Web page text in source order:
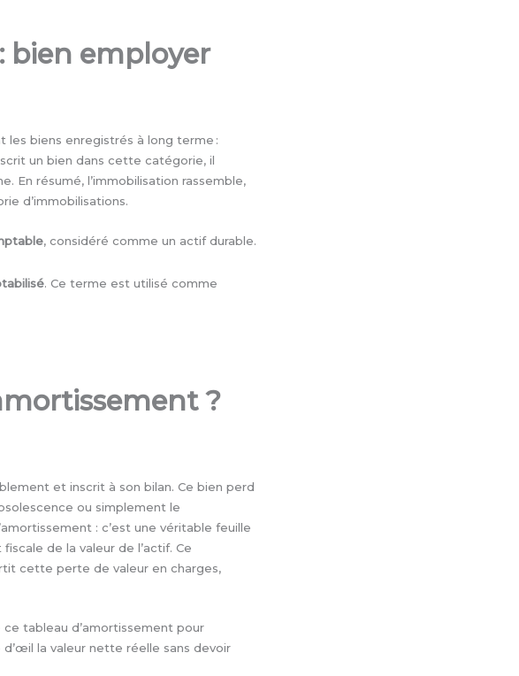
bien employer
biens enregistrés à long terme :
un bien dans cette catégorie, il
En résumé, l’immobilisation rassemble,
d’immobilisations.
, considéré comme un actif durable.
. Ce terme est utilisé comme
?
et inscrit à son bilan. Ce bien perd
ou simplement le
: c’est une véritable feuille
de la valeur de l’actif. Ce
cette perte de valeur en charges,
tableau d’amortissement pour
la valeur nette réelle sans devoir